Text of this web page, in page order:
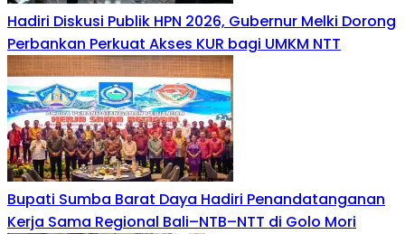
Hadiri Diskusi Publik HPN 2026, Gubernur Melki Dorong
Perbankan Perkuat Akses KUR bagi UMKM NTT
Bupati Sumba Barat Daya Hadiri Penandatanganan
Kerja Sama Regional Bali–NTB–NTT di Golo Mori